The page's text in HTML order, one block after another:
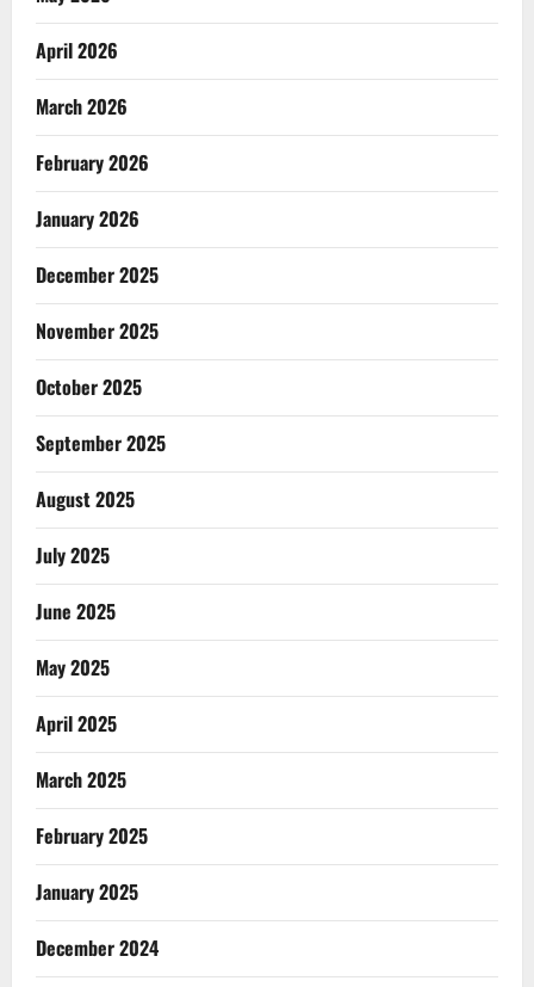
April 2026
March 2026
February 2026
January 2026
December 2025
November 2025
October 2025
September 2025
August 2025
July 2025
June 2025
May 2025
April 2025
March 2025
February 2025
January 2025
December 2024